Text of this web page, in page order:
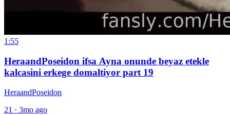
1:55
HeraandPoseidon ifsa Ayna onunde beyaz etekle
kalcasini erkege domaltiyor part 19
HeraandPoseidon
21 · 3mo ago